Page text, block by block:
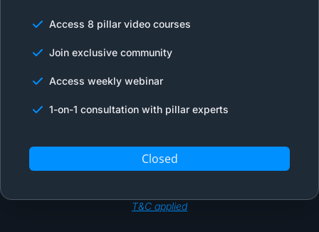
Access 8 pillar video courses
Join exclusive community
Access weekly webinar
1-on-1 consultation with pillar experts
Closed
T&C applied